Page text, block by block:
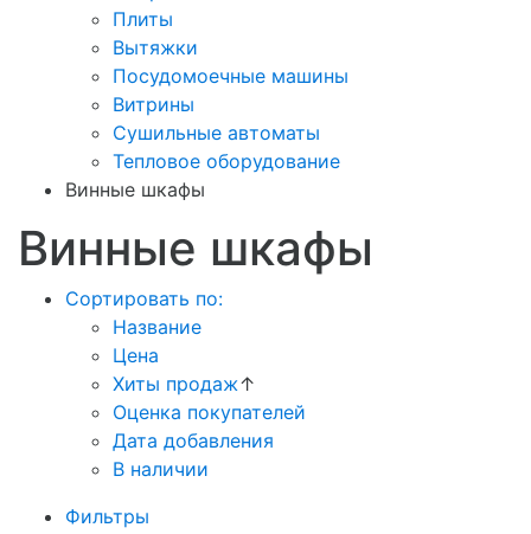
Плиты
Вытяжки
Посудомоечные машины
Витрины
Сушильные автоматы
Тепловое оборудование
Винные шкафы
Винные шкафы
Сортировать по:
Название
Цена
Хиты продаж↑
Оценка покупателей
Дата добавления
В наличии
Фильтры